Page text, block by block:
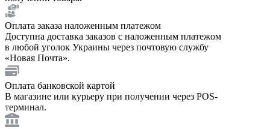
Оплата заказа наложенным платежом
Доступна доставка заказов с наложенным платежом
в любой уголок Украины через почтовую службу
«Новая Почта».
Оплата банковской картой
В магазине или курьеру при получении через POS-
терминал.